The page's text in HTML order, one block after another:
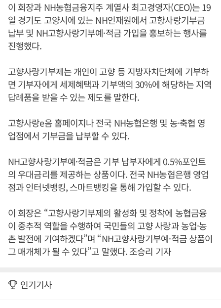
이 회장과 NH농협금융지주 계열사 최고경영자(CEO)는 19
일 경기도 고양시에 있는 NH인재원에서 고향사랑기부금
납부 및 NH고향사랑기부예·적금 가입을 홍보하는 행사를
진행했다.
고향사랑기부제는 개인이 고향 등 지방자치단체에 기부하
면 기부자에게 세제혜택과 기부액의 30%에 해당하는 지역
답례품을 받을 수 있는 제도를 말한다.
고향사랑e음 홈페이지나 전국 NH농협은행 및 농·축협 영
업점에서 기부금을 납부할 수 있다.
NH고향사랑기부예·적금은 기부 납부자에게 0.5%포인트
의 우대금리를 제공하는 상품이다. 전국 NH농협은행 영업
점과 인터넷뱅킹, 스마트뱅킹을 통해 가입할 수 있다.
이 회장은 “고향사랑기부제의 활성화 및 정착에 농협금융
이 중추적 역할을 수행하여 국민들의 고향 사랑과 농업·농
촌 발전에 기여하겠다”며 “NH고향사랑기부예·적금 상품이
그 매개체가 될 수 있다”고 말했다. 조승리 기자
인기기사